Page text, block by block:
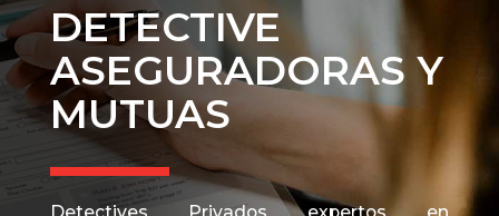
DETECTIVE
ASEGURADORAS Y
MUTUAS
Detectives Privados expertos en